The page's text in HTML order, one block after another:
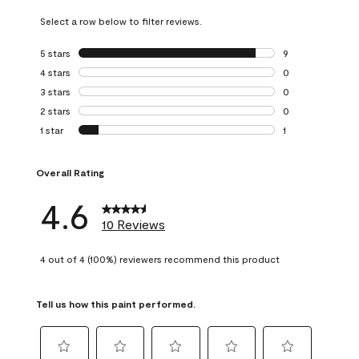
Select a row below to filter reviews.
5 stars stars
9
9 reviews with 5
4 stars stars
0
0 reviews with 4
3 stars stars
0
0 reviews with 3
2 stars stars
0
0 reviews with 2
1 star stars
1
Overall Rating
4.6 10 Reviews
4 out of 4 (100%) reviewers recommend this product
Tell us how this paint performed.